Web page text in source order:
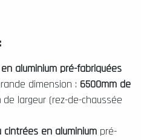
aluminium pré-fabriquées
dimension : 6500mm de
de largeur (rez-de-chaussée
cintrées en aluminium pré-